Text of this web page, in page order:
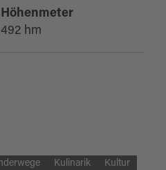
Höhenmeter
492 hm
Kulinarik
Kultur